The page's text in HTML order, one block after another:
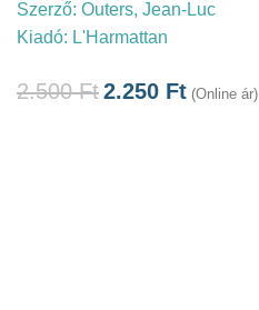
Szerző: Outers, Jean-Luc
Kiadó: L'Harmattan
2.500Ft2.250 Ft (Online ár)